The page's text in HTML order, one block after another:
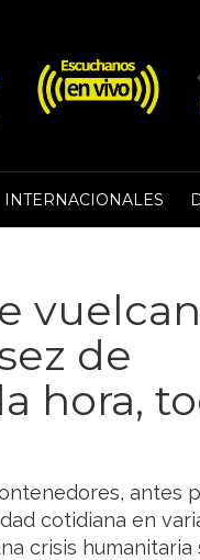
INTERNACIONALES
de
hora,
antes
cotidiana en
crisis humanitaria